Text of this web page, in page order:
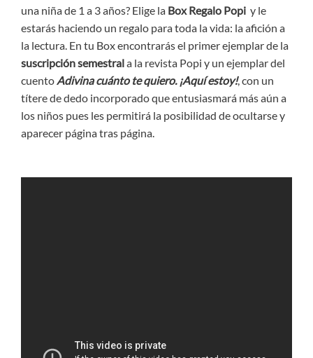
una niña de 1 a 3 años? Elige la Box Regalo Popi y le
estarás haciendo un regalo para toda la vida: la afición a
la lectura. En tu Box encontrarás el primer ejemplar de la
suscripción semestrala la revista Popi y un ejemplar del
cuento Adivina cuánto te quiero. ¡Aquí estoy!, con un
títere de dedo incorporado que entusiasmará más aún a
los niños pues les permitirá la posibilidad de ocultarse y
aparecer página tras página.